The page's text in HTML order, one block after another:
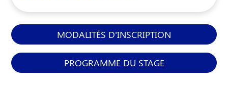
MODALITÉS D'INSCRIPTION
PROGRAMME DU STAGE